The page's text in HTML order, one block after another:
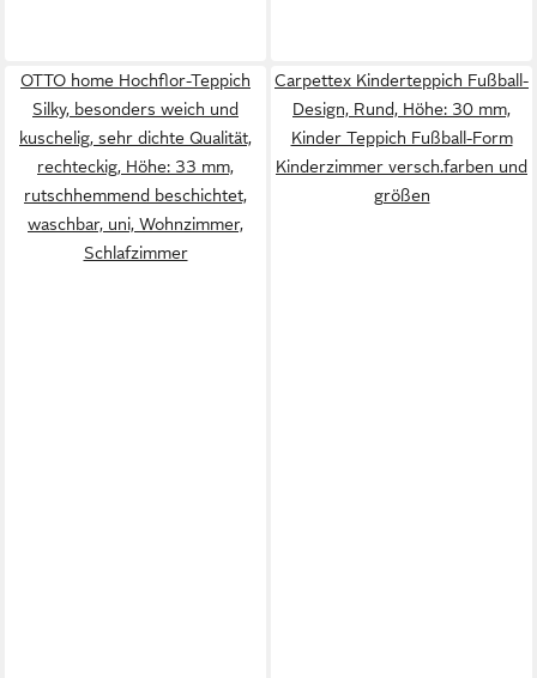
OTTO home Hochflor-Teppich
Silky, besonders weich und
kuschelig, sehr dichte Qualität,
rechteckig, Höhe: 33 mm,
rutschhemmend beschichtet,
waschbar, uni, Wohnzimmer,
Schlafzimmer
Carpettex Kinderteppich Fußball-
Design, Rund, Höhe: 30 mm,
Kinder Teppich Fußball-Form
Kinderzimmer versch.farben und
größen